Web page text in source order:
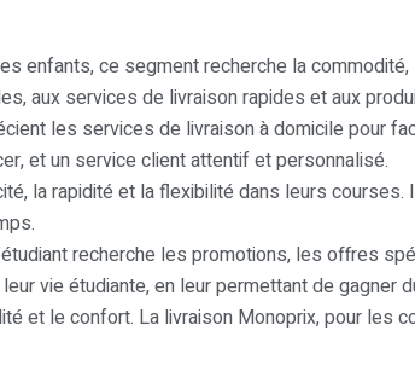
enfants, ce segment recherche la
aux services de livraison rapides et aux
les services de livraison à domicile pour
et un service client attentif et personnalisé.
la rapidité et la flexibilité dans leurs
recherche les promotions, les offres
vie étudiante, en leur permettant de
et le confort. La livraison Monoprix, pour les